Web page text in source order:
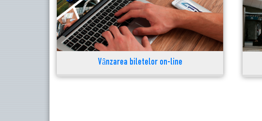
Vânzarea biletelor on-line